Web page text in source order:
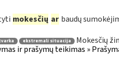
mokesčių ar baudų
ekstremali situacija
Mokesčių
ir prašymų teikimas »